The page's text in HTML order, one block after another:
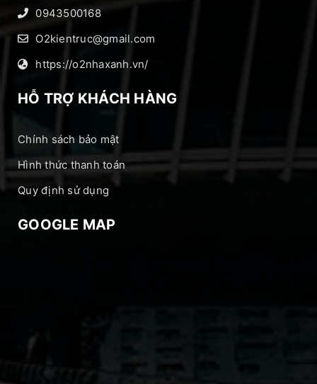
0943500168
O2kientruc@gmail.com
https://o2nhaxanh.vn/
HỖ TRỢ KHÁCH HÀNG
Chính sách bảo mật
Hình thức thanh toán
Quy định sử dụng
GOOGLE MAP